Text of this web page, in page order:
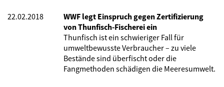
22.02.2018
WWF legt Einspruch gegen Zertifizierung
von Thunfisch-Fischerei ein
Thunfisch ist ein schwieriger Fall für
umweltbewusste Verbraucher – zu viele
Bestände sind überfischt oder die
Fangmethoden schädigen die Meeresumwelt.